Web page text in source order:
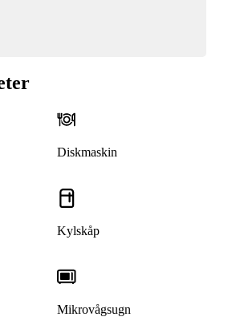
Diskmaskin
Kylskåp
Mikrovågsugn